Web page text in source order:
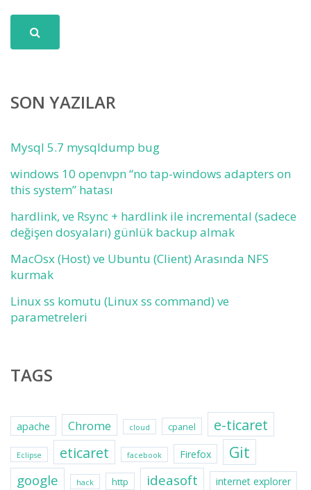
SON YAZILAR
Mysql 5.7 mysqldump bug
windows 10 openvpn “no tap-windows adapters on
this system” hatası
hardlink, ve Rsync + hardlink ile incremental (sadece
değişen dosyaları) günlük backup almak
MacOsx (Host) ve Ubuntu (Client) Arasında NFS
kurmak
Linux ss komutu (Linux ss command) ve
parametreleri
TAGS
apache Chrome cloud cpanel e-ticaret
Eclipse eticaret facebook Firefox Git
google hack http ideasoft internet explorer